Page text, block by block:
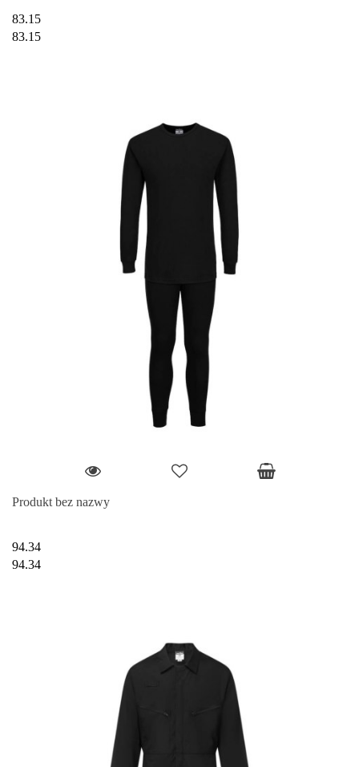
83.15
83.15
Produkt bez nazwy
94.34
94.34